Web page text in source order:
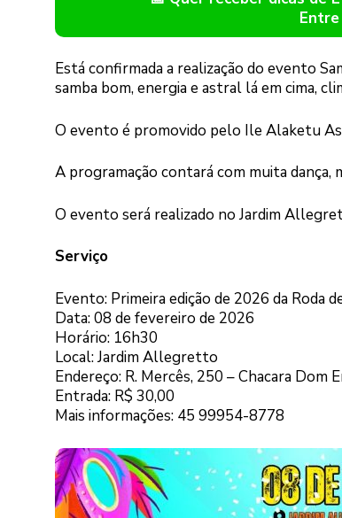
Entre
Está confirmada a realização do evento
samba bom, energia e astral lá em cima,
O evento é promovido pelo Ile Alaketu
A programação contará com muita dança,
O evento será realizado no Jardim
Serviço
Evento: Primeira edição de 2026 da Roda
Data: 08 de fevereiro de 2026
Horário: 16h30
Local: Jardim Allegretto
Endereço: R. Mercês, 250 – Chacara Dom
Entrada: R$ 30,00
Mais informações: 45 99954-8778